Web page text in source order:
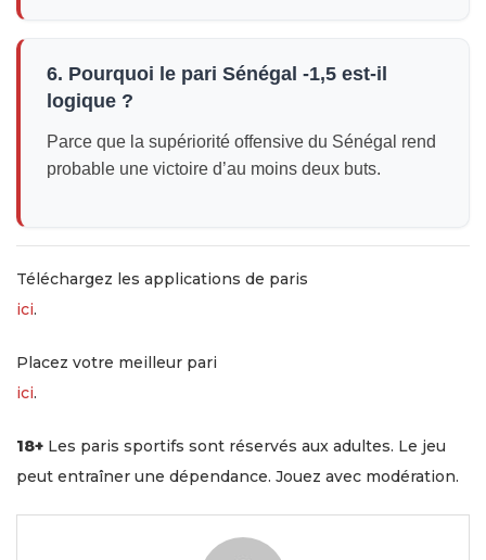
6. Pourquoi le pari Sénégal -1,5 est-il
logique ?
Parce que la supériorité offensive du Sénégal rend
probable une victoire d’au moins deux buts.
Téléchargez les applications de paris
ici.
Placez votre meilleur pari
ici.
18+ Les paris sportifs sont réservés aux adultes. Le jeu
peut entraîner une dépendance. Jouez avec modération.